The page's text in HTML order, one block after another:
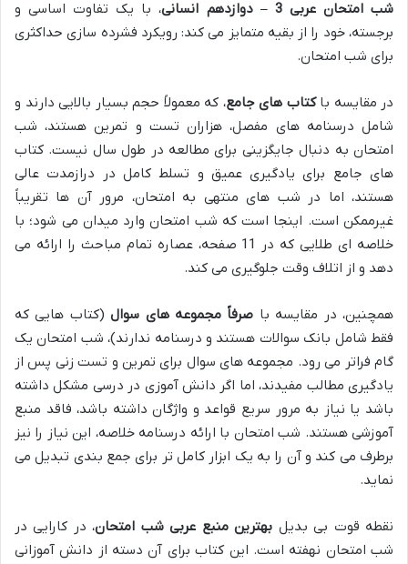
شب امتحان عربی 3 – دوازدهم انسانی
، با یک تفاوت اساسی و
برجسته، خود را از بقیه متمایز می کند: رویکرد فشرده سازی حداکثری
برای شب امتحان.
در مقایسه باکتاب های جامع، که معمولاً حجم بسیار بالایی دارند و
شامل درسنامه های مفصل، هزاران تست و تمرین هستند، شب
امتحان به دنبال جایگزینی برای مطالعه در طول سال نیست. کتاب
های جامع برای یادگیری عمیق و تسلط کامل در درازمدت عالی
هستند، اما در شب های منتهی به امتحان، مرور آن ها تقریباً
غیرممکن است. اینجا است که شب امتحان وارد میدان می شود؛ با
خلاصه ای طلایی که در 11 صفحه، عصاره تمام مباحث را ارائه می
دهد و از اتلاف وقت جلوگیری می کند.
همچنین، در مقایسه با صرفاً مجموعه های سوال(کتاب هایی که
فقط شامل بانک سوالات هستند و درسنامه ندارند)، شب امتحان یک
گام فراتر می رود. مجموعه های سوال برای تمرین و تست زنی پس از
یادگیری مطالب مفیدند، اما اگر دانش آموزی در درسی مشکل داشته
باشد یا نیاز به مرور سریع قواعد و واژگان داشته باشد، فاقد منبع
آموزشی هستند. شب امتحان با ارائه درسنامه خلاصه، این نیاز را نیز
برطرف می کند و آن را به یک ابزار کامل تر برای جمع بندی تبدیل می
نماید.
نقطه قوت بی بدیل بهترین منبع عربی شب امتحان، در کارایی در
شب امتحان نهفته است. این کتاب برای آن دسته از دانش آموزانی